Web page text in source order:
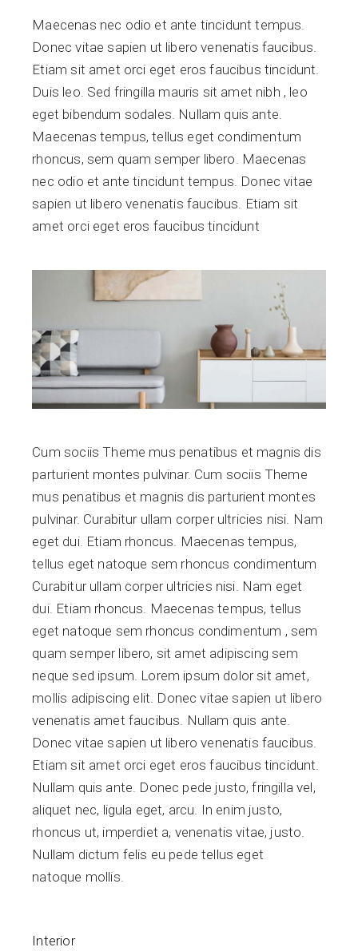
Maecenas nec odio et ante tincidunt tempus.
Donec vitae sapien ut libero venenatis faucibus.
Etiam sit amet orci eget eros faucibus tincidunt.
Duis leo. Sed fringilla mauris sit amet nibh , leo
eget bibendum sodales. Nullam quis ante.
Maecenas tempus, tellus eget condimentum
rhoncus, sem quam semper libero. Maecenas
nec odio et ante tincidunt tempus. Donec vitae
sapien ut libero venenatis faucibus. Etiam sit
amet orci eget eros faucibus tincidunt
Cum sociis Theme mus penatibus et magnis dis
parturient montes pulvinar. Cum sociis Theme
mus penatibus et magnis dis parturient montes
pulvinar. Curabitur ullam corper ultricies nisi. Nam
eget dui. Etiam rhoncus. Maecenas tempus,
tellus eget natoque sem rhoncus condimentum
Curabitur ullam corper ultricies nisi. Nam eget
dui. Etiam rhoncus. Maecenas tempus, tellus
eget natoque sem rhoncus condimentum , sem
quam semper libero, sit amet adipiscing sem
neque sed ipsum. Lorem ipsum dolor sit amet,
mollis adipiscing elit. Donec vitae sapien ut libero
venenatis amet faucibus. Nullam quis ante.
Donec vitae sapien ut libero venenatis faucibus.
Etiam sit amet orci eget eros faucibus tincidunt.
Nullam quis ante. Donec pede justo, fringilla vel,
aliquet nec, ligula eget, arcu. In enim justo,
rhoncus ut, imperdiet a, venenatis vitae, justo.
Nullam dictum felis eu pedetellus eget
natoque mollis.
Interior